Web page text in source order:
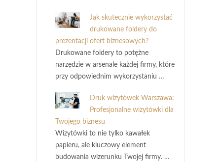
Jak skutecznie wykorzystać
drukowane foldery do
prezentacji ofert biznesowych?
Drukowane foldery to potężne
narzędzie w arsenale każdej firmy, które
przy odpowiednim wykorzystaniu …
Druk wizytówek Warszawa:
Profesjonalne wizytówki dla
Twojego biznesu
Wizytówki to nie tylko kawałek
papieru, ale kluczowy element
budowania wizerunku Twojej firmy. …